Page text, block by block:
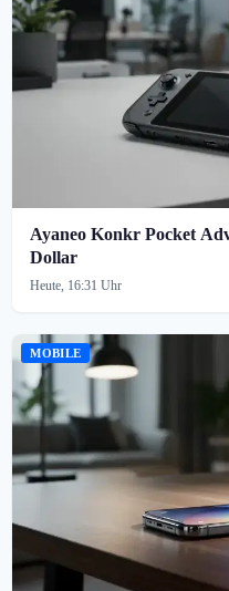
Ayaneo Konkr Pocket
Dollar
Heute, 16:31 Uhr
MOBILE